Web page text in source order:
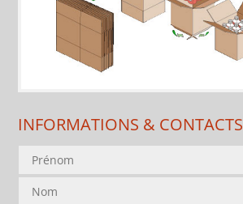
INFORMATIONS & CONTACTS